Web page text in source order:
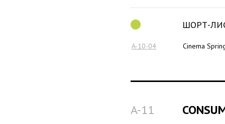
ШОРТ-
A-10-04 Cinema
A-11